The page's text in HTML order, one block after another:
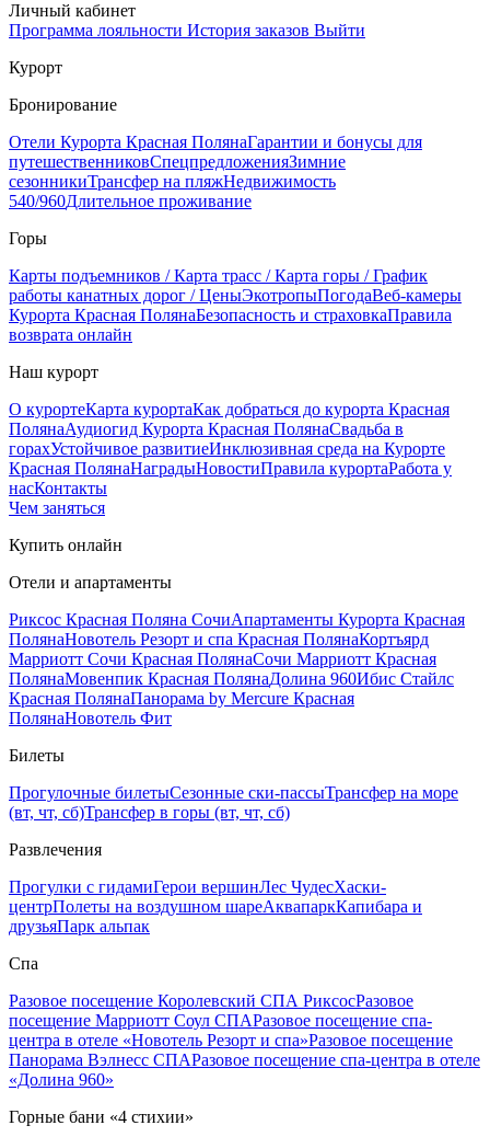
Личный кабинет
Программа лояльности История заказов Выйти
Курорт
Бронирование
Отели Курорта Красная ПолянаГарантии и бонусы для
путешественниковСпецпредложенияЗимние
сезонникиТрансфер на пляжНедвижимость
540/960Длительное проживание
Горы
Карты подъемников / Карта трасс / Карта горы / График
работы канатных дорог / ЦеныЭкотропыПогодаВеб-камеры
Курорта Красная ПолянаБезопасность и страховкаПравила
возврата онлайн
Наш курорт
О курортеКарта курортаКак добраться до курорта Красная
ПолянаАудиогид Курорта Красная ПолянаСвадьба в
горахУстойчивое развитиеИнклюзивная среда на Курорте
Красная ПолянаНаградыНовостиПравила курортаРабота у
насКонтакты
Чем заняться
Купить онлайн
Отели и апартаменты
Риксос Красная Поляна СочиАпартаменты Курорта Красная
ПолянаНовотель Резорт и спа Красная ПолянаКортъярд
Марриотт Сочи Красная ПолянаСочи Марриотт Красная
ПолянаМовенпик Красная ПолянаДолина 960Ибис Стайлс
Красная ПолянаПанорама by Mercure Красная
ПолянаНовотель Фит
Билеты
Прогулочные билетыСезонные ски-пассыТрансфер на море
(вт, чт, сб)Трансфер в горы (вт, чт, сб)
Развлечения
Прогулки с гидамиГерои вершинЛес ЧудесХаски-
центрПолеты на воздушном шареАквапаркКапибара и
друзьяПарк альпак
Спа
Разовое посещение Королевский СПА РиксосРазовое
посещение Марриотт Соул СПАРазовое посещение спа-
центра в отеле «Новотель Резорт и спа»Разовое посещение
Панорама Вэлнесс СПАРазовое посещение спа-центра в отеле
«Долина 960»
Горные бани «4 стихии»